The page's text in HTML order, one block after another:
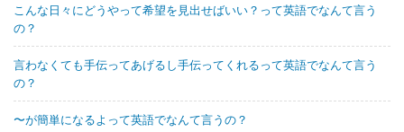
こんな日々にどうやって希望を見出せばいい？って英語でなんて言う
の？
言わなくても手伝ってあげるし手伝ってくれるって英語でなんて言う
の？
〜が簡単になるよって英語でなんて言うの？